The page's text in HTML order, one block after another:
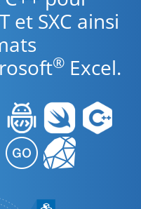
et SXC ainsi
® Excel.